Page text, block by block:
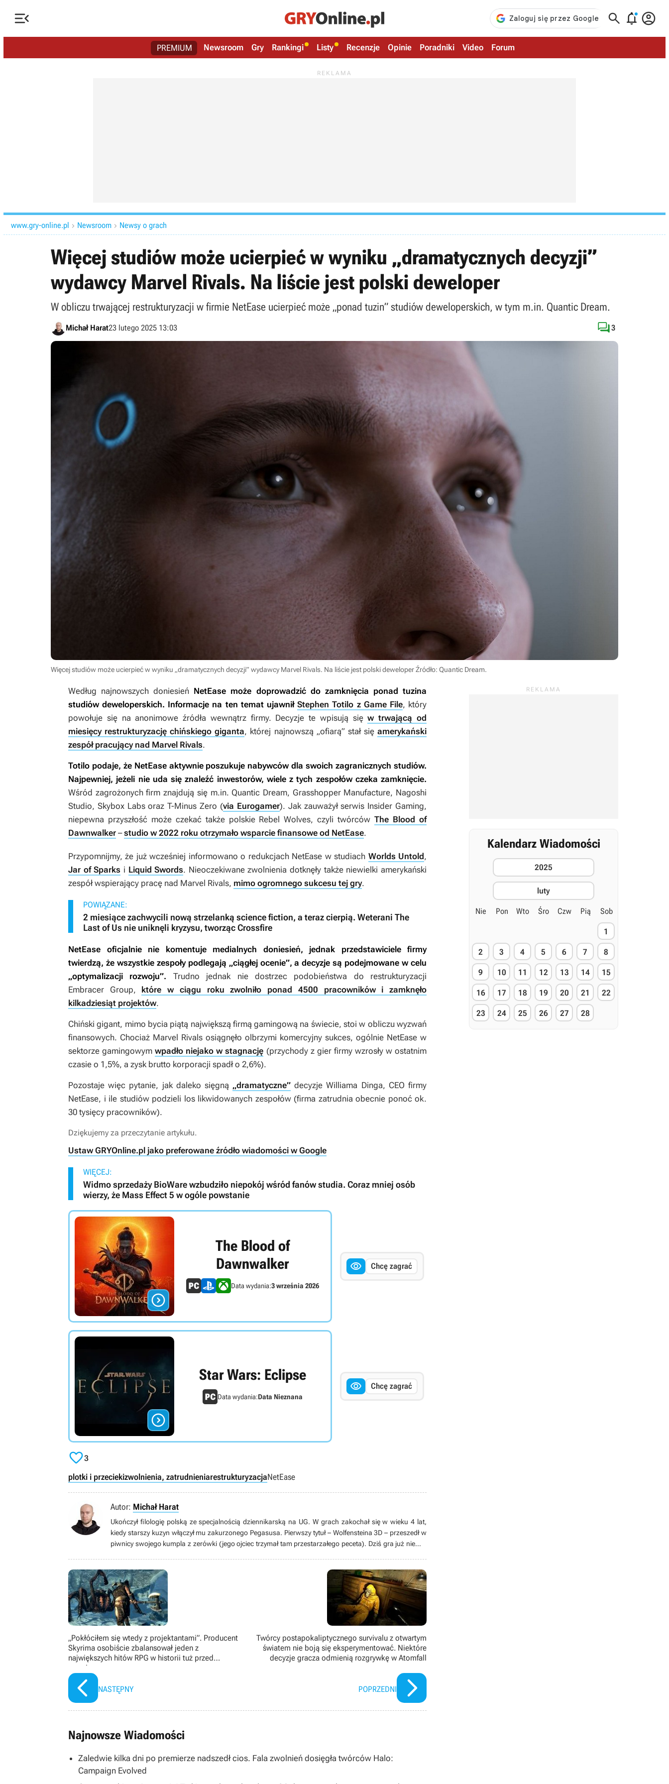
   
PREMIUM Newsroom Gry Rankingi Listy Recenzje Opinie Poradniki Video Forum
www.gry-online.pl  Newsroom  Newsy o grach
Więcej studiów może ucierpieć w wyniku „dramatycznych decyzji”
wydawcy Marvel Rivals. Na liście jest polski deweloper
W obliczu trwającej restrukturyzacji w firmie NetEase ucierpieć może „ponad tuzin” studiów deweloperskich, w tym m.in. Quantic Dream.
Michał Harat23 lutego 2025 13:03 3
Więcej studiów może ucierpieć w wyniku „dramatycznych decyzji” wydawcy Marvel Rivals. Na liście jest polski deweloperŹródło: Quantic Dream.
Według najnowszych doniesień NetEase może doprowadzić do zamknięcia ponad tuzina
studiów deweloperskich. Informacje na ten temat ujawnił Stephen Totilo z Game File, który
powołuje się na anonimowe źródła wewnątrz firmy. Decyzje te wpisują sięw trwającą od
miesięcy restrukturyzację chińskiego giganta, której najnowszą „ofiarą” stał sięamerykański
zespół pracujący nad Marvel Rivals.
Totilo podaje, że NetEase aktywnie poszukuje nabywców dla swoich zagranicznych studiów.
Najpewniej, jeżeli nie uda się znaleźć inwestorów, wiele z tych zespołów czeka zamknięcie.
Wśród zagrożonych firm znajdują się m.in. Quantic Dream, Grasshopper Manufacture, Nagoshi
Studio, Skybox Labs oraz T-Minus Zero (via Eurogamer). Jak zauważył serwis Insider Gaming,
niepewna przyszłość może czekać także polskie Rebel Wolves, czyli twórcówThe Blood of
Dawnwalker –studio w 2022 roku otrzymało wsparcie finansowe od NetEase.
Przypomnijmy, że już wcześniej informowano o redukcjach NetEase w studiach Worlds Untold,
Jar of Sparks i Liquid Swords. Nieoczekiwane zwolnienia dotknęły także niewielki amerykański
zespół wspierający pracę nad Marvel Rivals, mimo ogromnego sukcesu tej gry.
POWIĄZANE:
2 miesiące zachwycili nową strzelanką science fiction, a teraz cierpią. Weterani The
Last of Us nie uniknęli kryzysu, tworząc Crossfire
NetEase oficjalnie nie komentuje medialnych doniesień, jednak przedstawiciele firmy
twierdzą, że wszystkie zespoły podlegają „ciągłej ocenie”, a decyzje są podejmowane w celu
„optymalizacji rozwoju”. Trudno jednak nie dostrzec podobieństwa do restrukturyzacji
Embracer Group, które w ciągu roku zwolniło ponad 4500 pracowników i zamknęło
kilkadziesiąt projektów.
Chiński gigant, mimo bycia piątą największą firmą gamingową na świecie, stoi w obliczu wyzwań
finansowych. Chociaż Marvel Rivals osiągnęło olbrzymi komercyjny sukces, ogólnie NetEase w
sektorze gamingowymwpadło niejako w stagnację (przychody z gier firmy wzrosły w ostatnim
czasie o 1,5%, a zysk brutto korporacji spadł o 2,6%).
Pozostaje więc pytanie, jak daleko sięgną „dramatyczne” decyzje Williama Dinga, CEO firmy
NetEase, i ile studiów podzieli los likwidowanych zespołów (firma zatrudnia obecnie ponoć ok.
30 tysięcy pracowników).
Dziękujemy za przeczytanie artykułu.
Ustaw GRYOnline.pl jako preferowane źródło wiadomości w Google
WIĘCEJ:
Widmo sprzedaży BioWare wzbudziło niepokój wśród fanów studia. Coraz mniej osób
wierzy, że Mass Effect 5 w ogóle powstanie

The Blood of
Dawnwalker
Data wydania:3 września 2026
 Chcę zagrać

Star Wars: Eclipse
Data wydania:Data Nieznana
 Chcę zagrać
3
plotki i przeciekizwolnienia, zatrudnieniarestrukturyzacjaNetEase
Autor: Michał Harat
Ukończył filologię polską ze specjalnością dziennikarską na UG. W grach zakochał się w wieku 4 lat,
kiedy starszy kuzyn włączył mu zakurzonego Pegasusa. Pierwszy tytuł – Wolfensteina 3D – przeszedł w
piwnicy swojego kumpla z zerówki (jego ojciec trzymał tam przestarzałego peceta). Dziś gra już niemal
może najlepsza”. W wolnym czasie czyta książki, które nikogo nie interesują i chodzi na siłownię. Jest
fanem mangi Berserk i filmów od wytwórni A24.
„Pokłóciłem się wtedy z projektantami”. Producent
Skyrima osobiście zbalansował jeden z
największych hitów RPG w historii tuż przed
premierą
NASTĘPNY
Twórcy postapokaliptycznego survivalu z otwartym
światem nie boją się eksperymentować. Niektóre
decyzje gracza odmienią rozgrywkę w Atomfall
POPRZEDNI
Najnowsze Wiadomości
Zaledwie kilka dni po premierze nadszedł cios. Fala zwolnień dosięgła twórców Halo:
Campaign Evolved
Kalendarz Wiadomości
2025
luty
Nie Pon Wto Śro Czw Pią Sob
1
2 3 4 5 6 7 8
9 10 11 12 13 14 15
16 17 18 19 20 21 22
23 24 25 26 27 28